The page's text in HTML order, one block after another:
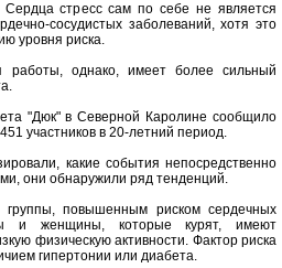
стресс сам по себе не является
сосудистых заболеваний, хотя это
уровня риска.
работы, однако, имеет более сильный
"Дюк" в Северной Каролине сообщило
участников в 20-летний период.
какие события непосредственно
они обнаружили ряд тенденций.
группы, повышенным риском сердечных
и женщины, которые курят, имеют
физическую активности. Фактор риска
гипертонии или диабета.